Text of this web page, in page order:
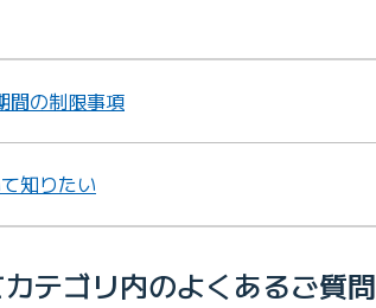
間の制限事項
知りたい
テゴリ内のよくあるご質問